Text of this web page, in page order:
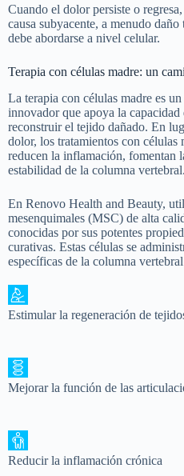
Cuando el dolor persiste o
causa subyacente, a menudo
debe abordarse a nivel celular.
Terapia con células madre: un
La terapia con células madre es
innovador que apoya la
reconstruir el tejido dañado. En
dolor, los tratamientos con células
reducen la inflamación, fomentan
estabilidad de la columna vertebral.
En Renovo Health and Beauty,
mesenquimales (MSC) de alta
conocidas por sus potentes
curativas. Estas células se
específicas de la columna
Estimular la regeneración de
Mejorar la función de las
Reducir la inflamación crónica